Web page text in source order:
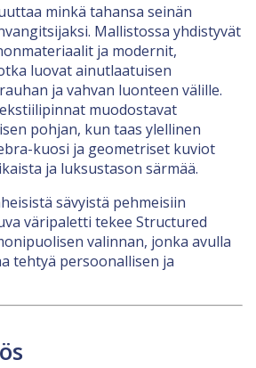
minkä tahansa seinän
Mallistossa yhdistyvät
ja modernit,
luovat ainutlaatuisen
ja vahvan luonteen välille.
muodostavat
pohjan, kun taas ylellinen
kuosi ja geometriset kuviot
ja luksustason särmää.
sävyistä pehmeisiin
väripaletti tekee Structured
valinnan, jonka avulla
tehtyä persoonallisen ja